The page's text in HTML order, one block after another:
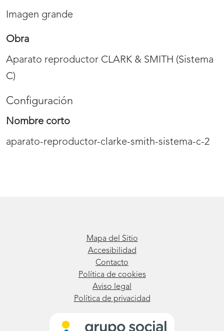
Imagen grande
Obra
Aparato reproductor CLARK & SMITH (Sistema
C)
Configuración
Nombre corto
aparato-reproductor-clarke-smith-sistema-c-2
Mapa del Sitio
Accesibilidad
Contacto
Política de cookies
Aviso legal
Política de privacidad